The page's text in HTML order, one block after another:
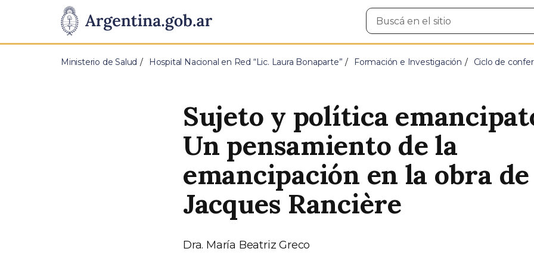
Presidencia
de
Pasar al contenido principal
Buscar
en
Ministerio de Salud Hospital Nacional en Red “Lic. Laura Bonaparte” Formación e Investigación Ciclo de
Sujeto y política
Un pensamiento de la
emancipación en la obra de
Jacques Rancière
Dra. María Beatriz Greco